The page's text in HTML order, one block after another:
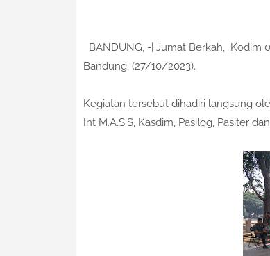
BANDUNG, -| Jumat Berkah, Kodim
Bandung, (27/10/2023).
Kegiatan tersebut dihadiri langsung
Int M.A.S.S, Kasdim, Pasilog, Pasiter